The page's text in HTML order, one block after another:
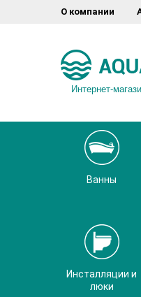
О компании
Интернет-
Ванны
Инсталляции и
люки